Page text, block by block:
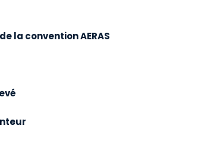
la convention AERAS